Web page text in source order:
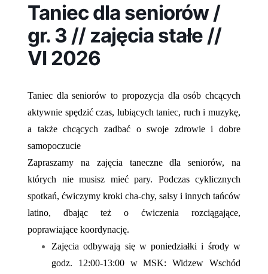
Taniec dla seniorów /
gr. 3 // zajęcia stałe //
VI 2026
Taniec dla seniorów to propozycja dla osób chcących
aktywnie spędzić czas, lubiących taniec, ruch i muzykę,
a także chcących zadbać o swoje zdrowie i dobre
samopoczucie
Zapraszamy na zajęcia taneczne dla seniorów, na
których nie musisz mieć pary. Podczas cyklicznych
spotkań, ćwiczymy kroki cha-chy, salsy i innych tańców
latino, dbając też o ćwiczenia rozciągające,
poprawiające koordynację.
Zajęcia odbywają się w poniedziałki i środy w
godz. 12:00-13:00 w MSK: Widzew Wschód